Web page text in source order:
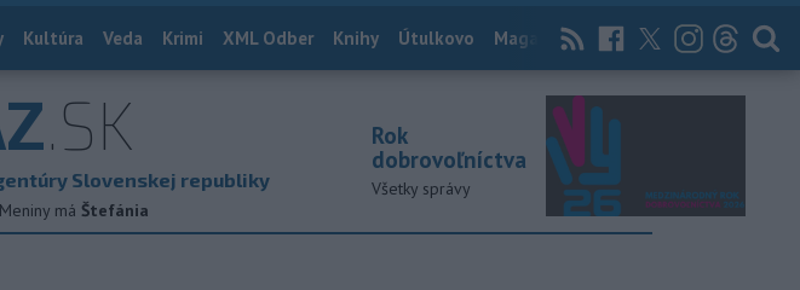
Kultúra Veda Krimi XML Odber Knihy Útulkovo Magazín News Now Archív
.SK
Slovenskej republiky
Meniny má Štefánia
Rok
dobrovoľníctva
Všetky správy